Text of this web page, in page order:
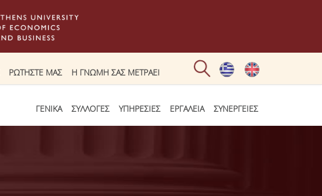
ΡΩΤΗΣΤΕ ΜΑΣ Η ΓΝΩΜΗ ΣΑΣ ΜΕΤΡΑΕΙ
ΓΕΝΙΚΑ ΣΥΛΛΟΓΕΣ ΥΠΗΡΕΣΙΕΣ ΕΡΓΑΛΕΙΑ ΣΥΝΕΡΓΕΙΕΣ